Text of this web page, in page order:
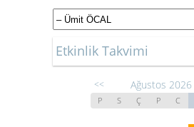
Etkinlik Takvimi
<< Ağustos 2026
P S Ç P C